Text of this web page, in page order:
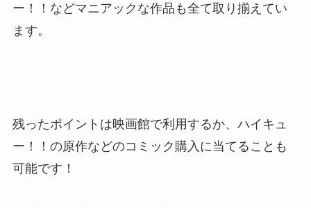
ー！！などマニアックな作品も全て取り揃えてい
ます。
残ったポイントは映画館で利用するか、ハイキュ
ー！！の原作などのコミック購入に当てることも
可能です！